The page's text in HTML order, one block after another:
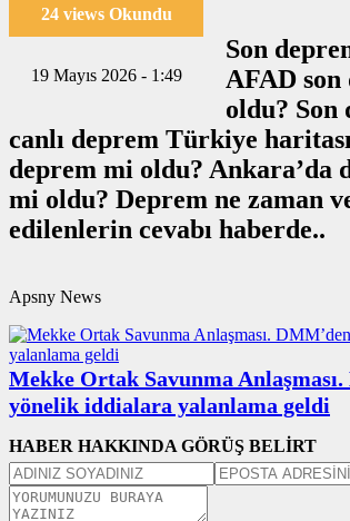
24 views Okundu
19 Mayıs 2026 - 1:49
Son
AFAD
oldu? Son
canlı deprem Türkiye
deprem mi oldu? Ankara’da
mi oldu? Deprem ne zaman
edilenlerin cevabı haberde..
Apsny News
Mekke Ortak Savunma
yönelik iddialara yalanlama geldi
HABER HAKKINDA GÖRÜŞ BELİRT